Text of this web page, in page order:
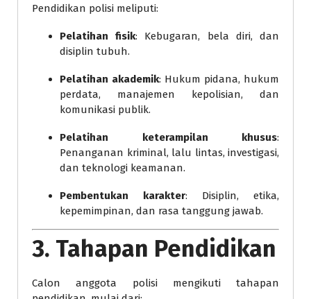
Pendidikan polisi meliputi:
Pelatihan fisik: Kebugaran, bela diri, dan
disiplin tubuh.
Pelatihan akademik: Hukum pidana, hukum
perdata, manajemen kepolisian, dan
komunikasi publik.
Pelatihan keterampilan khusus:
Penanganan kriminal, lalu lintas, investigasi,
dan teknologi keamanan.
Pembentukan karakter: Disiplin, etika,
kepemimpinan, dan rasa tanggung jawab.
3. Tahapan Pendidikan
Calon anggota polisi mengikuti tahapan